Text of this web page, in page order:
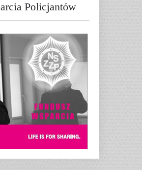
Policjantów